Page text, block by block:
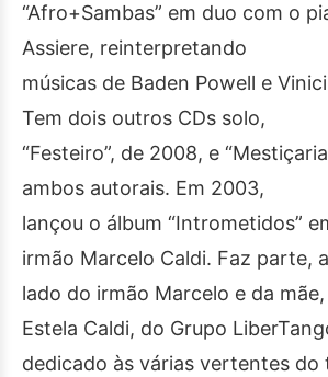
“Afro+Sambas” em duo com o
Assiere, reinterpretando
músicas de Baden Powell e
Tem dois outros CDs solo,
“Festeiro”, de 2008, e
ambos autorais. Em 2003,
lançou o álbum “Intrometidos”
irmão Marcelo Caldi. Faz parte,
lado do irmão Marcelo e da
Estela Caldi, do Grupo
dedicado às várias vertentes do